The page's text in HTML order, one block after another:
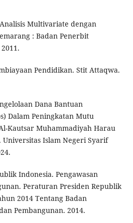
Multivariate dengan
: Badan Penerbit
Pendidikan. Stit Attaqwa.
Dana Bantuan
Dalam Peningkatan Mutu
Kautsar Muhammadiyah Harau
Islam Negeri Syarif
Indonesia. Pengawasan
Peraturan Presiden Republik
2014 Tentang Badan
Pembangunan. 2014.